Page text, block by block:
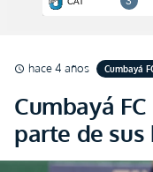
schedule hace 4 años Cumbayá
Cumbayá
parte de